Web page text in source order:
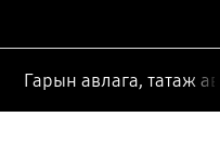
Гарын авлага, татаж